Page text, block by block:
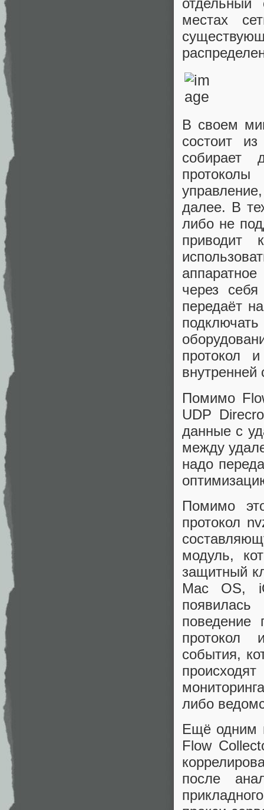
местах
В своем
состоит
собирает
далее. В
либо не
приводит
через
передаёт
протокол
внутренней
Помимо
UDP
данные с
между
надо
Помимо
протокол
модуль,
защитный
Mac OS,
появилась
поведение
протокол
события,
либо
Ещё одним
Flow
после